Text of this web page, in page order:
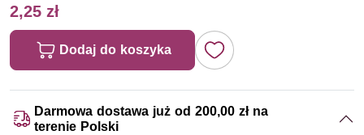
2,25 zł
Dodaj do koszyka
Darmowa dostawa już od 200,00 zł na
terenie Polski